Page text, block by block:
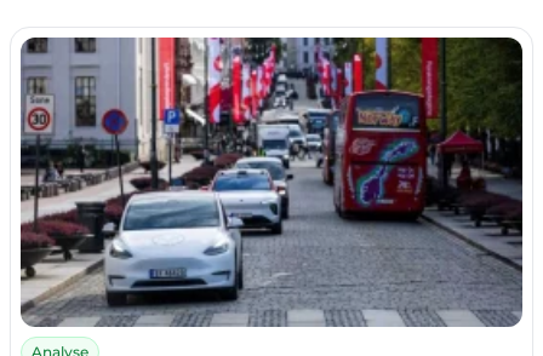
Analyse